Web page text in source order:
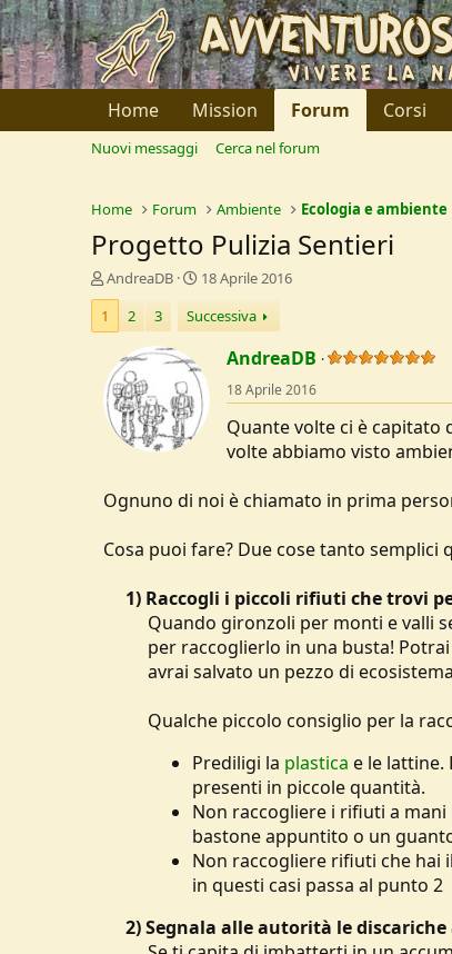
Home Mission Forum Corsi
Nuovi messaggi Cerca nel forum
Home Forum Ambiente Ecologia e ambiente
Progetto Pulizia Sentieri
C
r
e
a
o
r
e
D
c
s
AndreaDB
D
t
a
i
I
n
o
18 Aprile 2016
1
2 3 Successiva
AndreaDB
18 Aprile 2016
Quante volte ci è
volte abbiamo visto
Ognuno di noi è chiamato in prima
Cosa puoi fare? Due cose tanto
1) Raccogli i piccoli rifiuti che trovi
Quando gironzoli per monti e valli
per raccoglierlo in una busta!
avrai salvato un pezzo di
Qualche piccolo consiglio per la
Prediligi la plastica e le lattine.
presenti in piccole quantità.
Non raccogliere i rifiuti a
bastone appuntito o un
Non raccogliere rifiuti che hai
in questi casi passa al punto 2
2) Segnala alle autorità le discariche